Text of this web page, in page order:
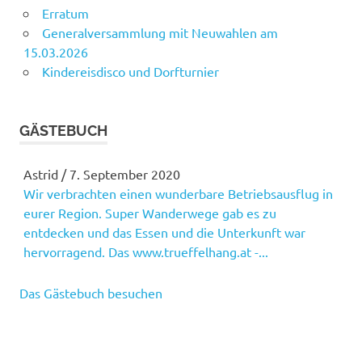
Erratum
Generalversammlung mit Neuwahlen am
15.03.2026
Kindereisdisco und Dorfturnier
GÄSTEBUCH
Astrid/ 7. September 2020
Wir verbrachten einen wunderbare Betriebsausflug in
eurer Region. Super Wanderwege gab es zu
entdecken und das Essen und die Unterkunft war
hervorragend. Das www.trueffelhang.at -...
Martina/21. Januar 2019
Gratulation zu eurem tollen Tanzabend! Gelungene
Versnstaltung!
Das Gästebuch besuchen